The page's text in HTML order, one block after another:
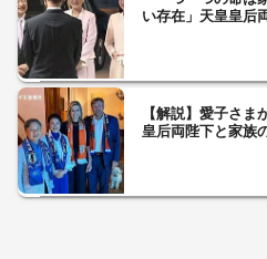
い存在」天皇皇后
【解説】愛子さ
皇后両陛下と家族